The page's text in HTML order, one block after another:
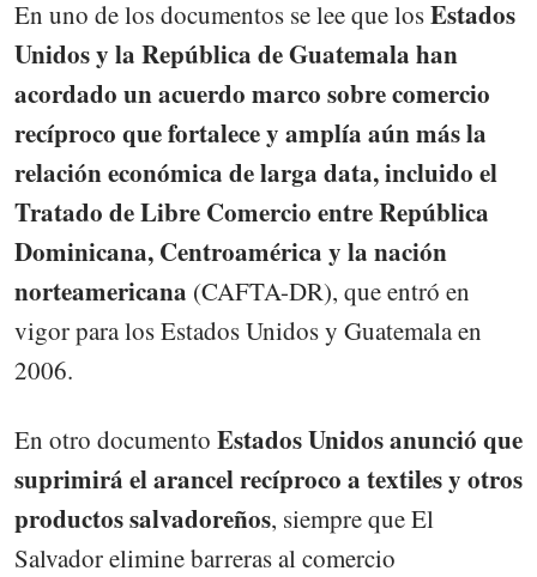
En uno de los documentos se lee que losEstados
Unidos y la República de Guatemala han
acordado un acuerdo marco sobre comercio
recíproco que fortalece y amplía aún más la
relación económica de larga data, incluido el
Tratado de Libre Comercio entre República
Dominicana, Centroamérica y la nación
norteamericana (CAFTA-DR), que entró en
vigor para los Estados Unidos y Guatemala en
2006.
En otro documento Estados Unidos anunció que
suprimirá el arancel recíproco a textiles y otros
productos salvadoreños, siempre que El
Salvador elimine barreras al comercio